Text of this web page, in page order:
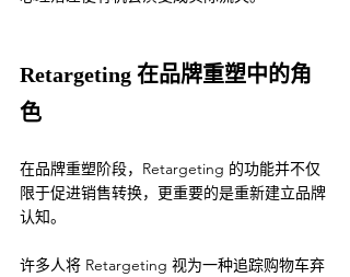
Retargeting 在品牌重塑中的角
色
在品牌重塑阶段，Retargeting 的功能并不仅
限于促进销售转换，更重要的是重新建立品牌
认知。
许多人将 Retargeting 视为一种追踪购物车弃